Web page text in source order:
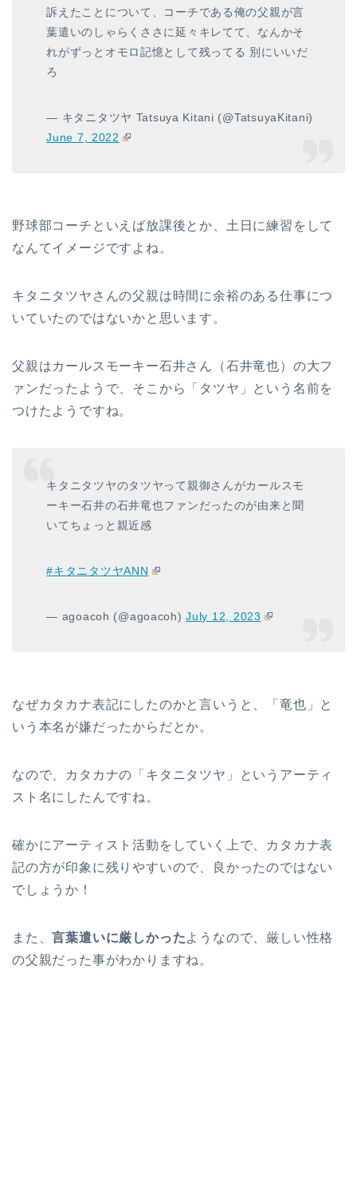
訴えたことについて、コーチである俺の父親が言
葉遣いのしゃらくささに延々キレてて、なんかそ
れがずっとオモロ記憶として残ってる 別にいいだ
ろ
— キタニタツヤ Tatsuya Kitani (@TatsuyaKitani)
June 7, 2022
野球部コーチといえば放課後とか、土日に練習をして
なんてイメージですよね。
キタニタツヤさんの父親は時間に余裕のある仕事につ
いていたのではないかと思います。
父親はカールスモーキー石井さん（石井竜也）の大フ
ァンだったようで、そこから「タツヤ」という名前を
つけたようですね。
キタニタツヤのタツヤって親御さんがカールスモ
ーキー石井の石井竜也ファンだったのが由来と聞
いてちょっと親近感
#キタニタツヤANN
— agoacoh (@agoacoh)July 12, 2023
なぜカタカナ表記にしたのかと言いうと、「竜也」と
いう本名が嫌だったからだとか。
なので、カタカナの「キタニタツヤ」というアーティ
スト名にしたんですね。
確かにアーティスト活動をしていく上で、カタカナ表
記の方が印象に残りやすいので、良かったのではない
でしょうか！
また、言葉遣いに厳しかったようなので、厳しい性格
の父親だった事がわかりますね。